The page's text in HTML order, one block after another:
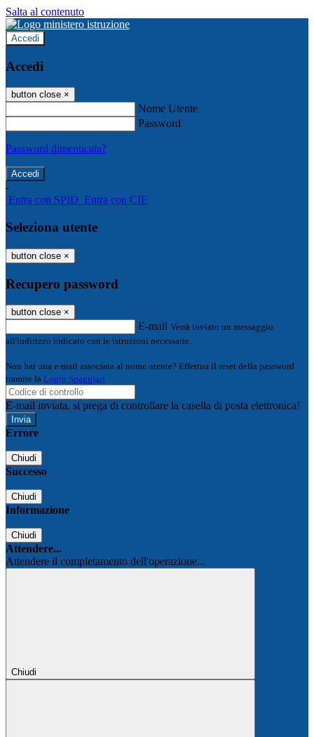
Salta al contenuto
Accedi
Accedi
button close ×
Nome Utente
Password
Password dimenticata?
-
Entra con SPID Entra con CIE
Seleziona utente
button close ×
Recupero password
button close ×
E-mail Verrà inviato un messaggio
all'indirizzo indicato con le istruzioni necessarie.
Non hai una e-mail associata al nome utente? Effettua il reset della password
tramite la Login Spaggiari
E-mail inviata, si prega di controllare la casella di posta elettronica!
Errore
Chiudi
Successo
Chiudi
Informazione
Chiudi
Attendere...
Attendere il completamento dell'operazione...
Chiudi